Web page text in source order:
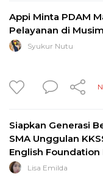
Appi Minta PDAM
Pelayanan di
Syukur Nutu
Siapkan Generasi
SMA Unggulan
English
Lisa Emilda